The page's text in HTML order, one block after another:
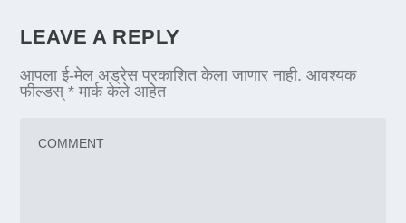
LEAVE A REPLY
आपला ई-मेल अड्रेस प्रकाशित केला जाणार नाही. आवश्यक
फील्डस्* मार्क केले आहेत